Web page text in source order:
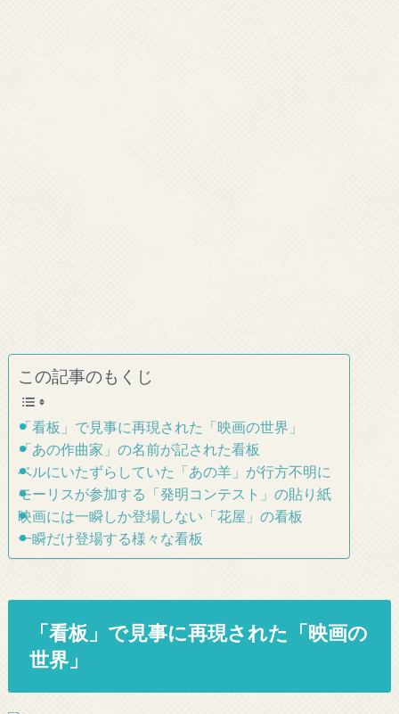
この記事のもくじ
「看板」で見事に再現された「映画の世界」
「あの作曲家」の名前が記された看板
ベルにいたずらしていた「あの羊」が行方不明に
モーリスが参加する「発明コンテスト」の貼り紙
映画には一瞬しか登場しない「花屋」の看板
一瞬だけ登場する様々な看板
「看板」で見事に再現された「映画の
世界」